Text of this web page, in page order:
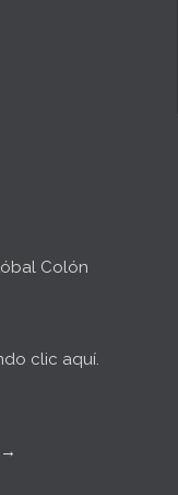
Colón
clic aquí.
→